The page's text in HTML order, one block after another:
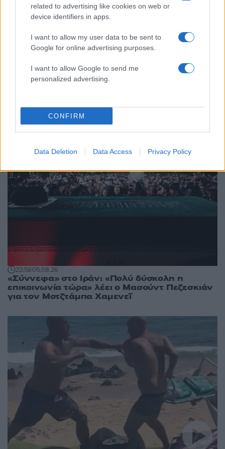
related to advertising like cookies on web or
device identifiers in apps.
I want to allow my user data to be sent to
Google for online advertising purposes.
I want to allow Google to send me
personalized advertising.
CONFIRM
Data Deletion Data Access Privacy Policy
Συνελήφθη στην Ψάθα αδερφός
αντιδημάρχου - Έσπασε το μπλόκο της
στα συντρίμμια του ελικοπτέρου
άρθρα
22:5805.08.26
«Σύννεφα» στο Ιράν: «Πολύ δύσκολη η
επικοινωνία τώρα» λέει ο Μασούντ Πεζεσκιάν
για τον Μοτζτάμπα Χαμενεΐ